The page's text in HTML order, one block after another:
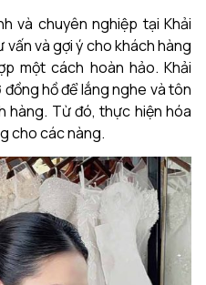
và chuyên nghiệp tại Khải
vấn và gợi ý cho khách hàng
một cách hoàn hảo. Khải
hồ để lắng nghe và tôn
hàng. Từ đó, thực hiện hóa
cho các nàng.